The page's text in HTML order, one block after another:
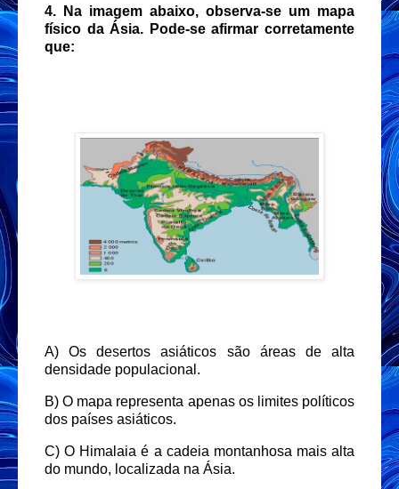
4. Na imagem abaixo, observa-se um mapa
físico da Ásia. Pode-se afirmar corretamente
que:
A) Os desertos asiáticos são áreas de alta
densidade populacional.
B) O mapa representa apenas os limites políticos
dos países asiáticos.
C) O Himalaia é a cadeia montanhosa mais alta
do mundo, localizada na Ásia.